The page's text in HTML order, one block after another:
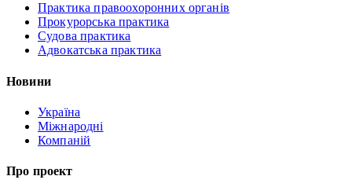
Практика правоохоронних органів
Прокурорська практика
Судова практика
Адвокатська практика
Новини
Україна
Міжнародні
Компаній
Про проект